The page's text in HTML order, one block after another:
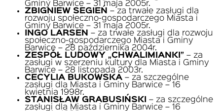
Gminy Barwice – 31 maja 2005r.
ZBIGNIEW SEGIEŃ – za trwałe zasługi dla
rozwoju społeczno-gospodarczego Miasta i
Gminy Barwice – 31 maja 2005r.
INGO LARSEN – za trwałe zasługi dla rozwoju
społeczno-gospodarczego Miasta i Gminy
Barwice – 28 października 2004r.
ZESPÓŁ LUDOWY „CHWALIMIANKI” – za
zasługi w szerzeniu kultury dla Miasta i Gminy
Barwice – 28 listopada 2003r.
CECYLIA BUKOWSKA – za szczególne
zasługi dla Miasta i Gminy Barwice – 16
kwietnia 1998r.
STANISŁAW GRABUSIŃSKI
– za szczególne
zasługi dla Miasta i Gminy Barwice – 16